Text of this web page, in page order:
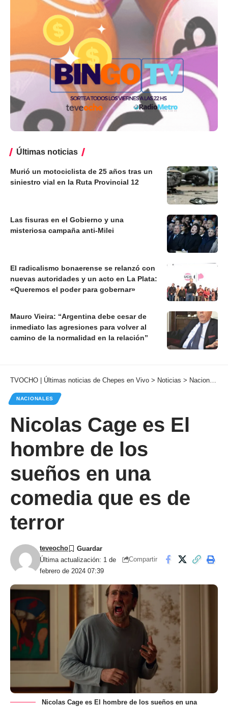
Últimas noticias
Murió un motociclista de 25 años tras un
siniestro vial en la Ruta Provincial 12
Las fisuras en el Gobierno y una
misteriosa campaña anti-Milei
El radicalismo bonaerense se relanzó con
nuevas autoridades y un acto en La Plata:
«Queremos el poder para gobernar»
Mauro Vieira: “Argentina debe cesar de
inmediato las agresiones para volver al
camino de la normalidad en la relación”
TVOCHO | Últimas noticias de Chepes en Vivo > Noticias > Nacionales
NACIONALES
Nicolas Cage es El
hombre de los
sueños en una
comedia que es de
terror
Última actualización: 1 de
febrero de 2024 07:39
teveocho
Compartir
Nicolas Cage es El hombre de los sueños en una